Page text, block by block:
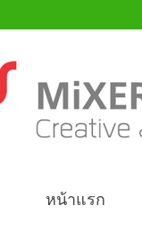
หน้าแรก